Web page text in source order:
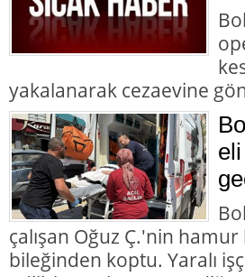
yakalanarak cezaevine
çalışan Oğuz Ç.'nin
bileğinden koptu. Yaralı